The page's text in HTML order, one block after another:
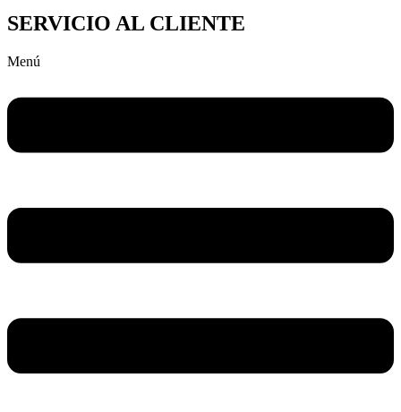
SERVICIO AL CLIENTE
Menú